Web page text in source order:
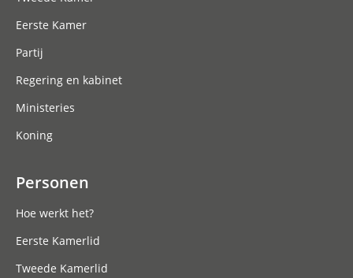
Eerste Kamer
Partij
Regering en kabinet
Ministeries
Koning
Personen
Hoe werkt het?
Eerste Kamerlid
Tweede Kamerlid